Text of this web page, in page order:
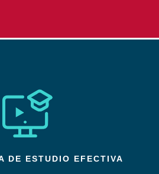
DE ESTUDIO EFECTIVA